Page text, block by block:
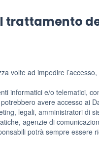
trattamento
volte ad impedire
informatici e/o telematici,
avere accesso ai
legali, amministratori di
agenzie di
potrà sempre essere